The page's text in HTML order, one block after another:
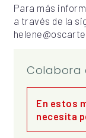
Para más
a través de la
Colabora
En estos
necesita